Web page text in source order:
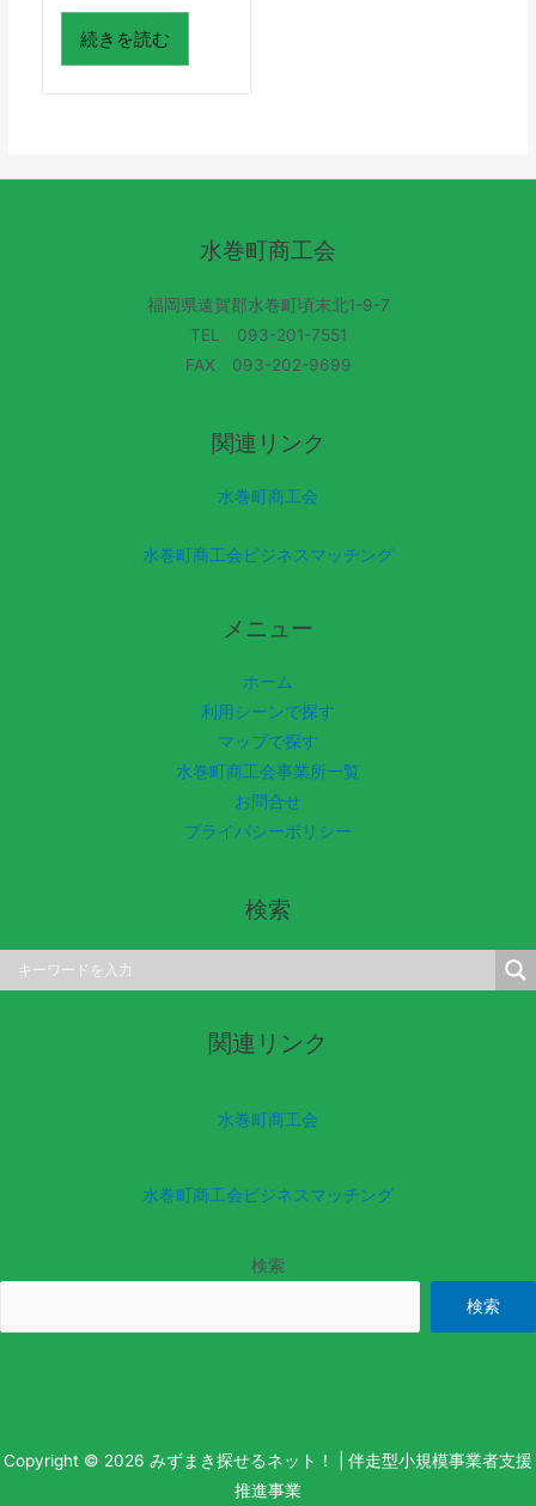
続きを読む
水巻町商工会
福岡県遠賀郡水巻町頃末北1-9-7
TEL 093-201-7551
FAX 093-202-9699
関連リンク
水巻町商工会
水巻町商工会ビジネスマッチング
メニュー
ホーム
利用シーンで探す
マップで探す
水巻町商工会事業所一覧
お問合せ
プライバシーポリシー
検索
関連リンク
水巻町商工会
水巻町商工会ビジネスマッチング
検索
検索
Copyright © 2026 みずまき探せるネット！ | 伴走型小規模事業者支援
推進事業